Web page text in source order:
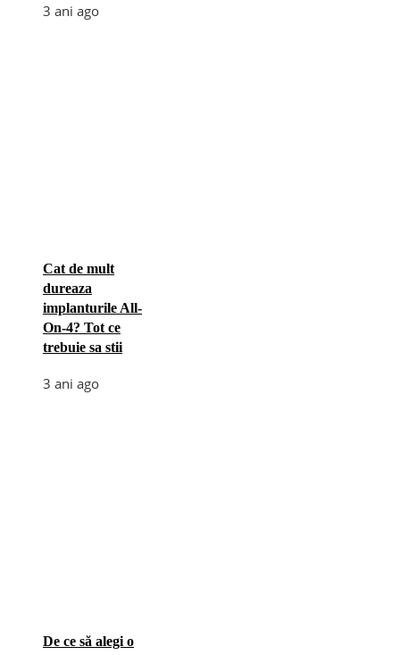
3 ani ago
Cat de mult
dureaza
implanturile All-
On-4? Tot ce
trebuie sa stii
3 ani ago
De ce să alegi o